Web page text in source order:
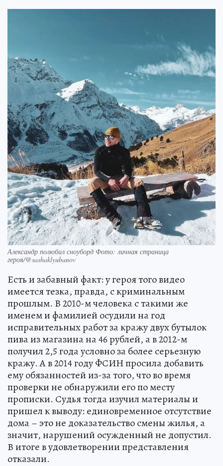
Александр полюбил сноуборд Фото: личная страница
героя/@sashaklyubanov
Есть и забавный факт: у героя того видео
имеется тезка, правда, с криминальным
прошлым. В 2010-м человека с такими же
именем и фамилией осудили на год
исправительных работ за кражу двух бутылок
пива из магазина на 46 рублей, а в 2012-м
получил 2,5 года условно за более серьезную
кражу. А в 2014 году ФСИН просила добавить
ему обязанностей из-за того, что во время
проверки не обнаружили его по месту
прописки. Судья тогда изучил материалы и
пришел к выводу: единовременное отсутствие
дома – это не доказательство смены жилья, а
значит, нарушений осужденный не допустил.
В итоге в удовлетворении представления
отказали.